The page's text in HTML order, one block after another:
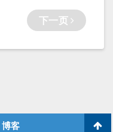
途径，而设计的
便是找到所谓
“甜区”。来自西
大学
完
结构分析，并
下一页
客